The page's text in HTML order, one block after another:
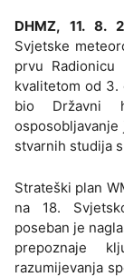
DHMZ, 11. 8.
Svjetske
prvu Radionicu
kvalitetom od 3.
bio Državni
stvarnih studija
Strateški plan
na 18.
poseban je
prepoznaje
razumijevanja